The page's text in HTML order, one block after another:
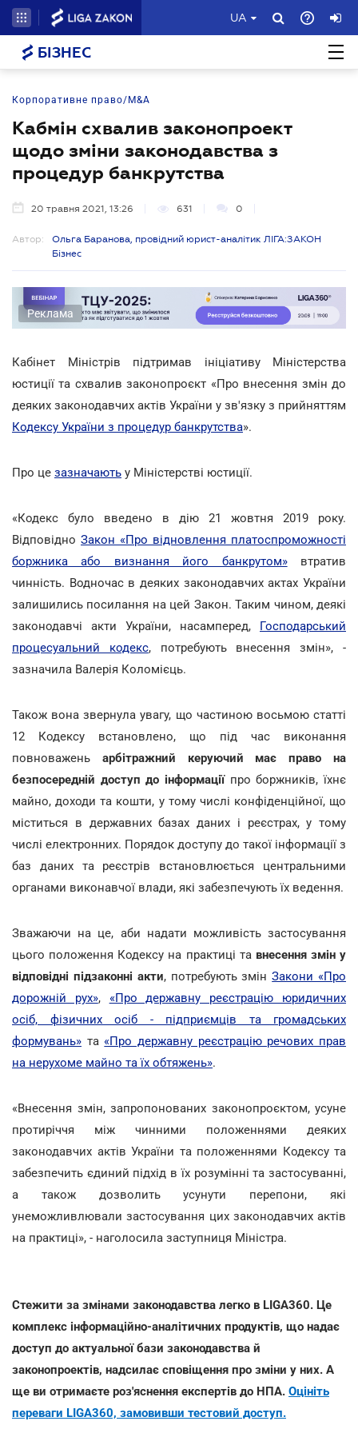
UA
БІЗНЕС
Корпоративне право/M&A
Кабмін схвалив законопроект
щодо зміни законодавства з
процедур банкрутства
20 травня 2021, 13:26 631 0
Автор:
Ольга Баранова, провідний юрист-аналітик ЛІГА:ЗАКОН
Бізнес
Реклама
Кабінет Міністрів підтримав ініціативу Міністерства
юстиції та схвалив законопроєкт «Про внесення змін до
деяких законодавчих актів України у зв'язку з прийняттям
Кодексу України з процедур банкрутства».
Про це зазначають у Міністерстві юстиції.
«Кодекс було введено в дію 21 жовтня 2019 року.
Відповідно Закон «Про відновлення платоспроможності
боржника або визнання його банкрутом»втратив
чинність. Водночас в деяких законодавчих актах України
залишились посилання на цей Закон. Таким чином, деякі
законодавчі акти України, насамперед, Господарський
процесуальний кодекс, потребують внесення змін», -
зазначила Валерія Коломієць.
Також вона звернула увагу, що частиною восьмою статті
12 Кодексу встановлено, що під час виконання
повноважень арбітражний керуючий
має право на
безпосередній доступ до інформації про боржників, їхнє
майно, доходи та кошти, у тому числі конфіденційної, що
міститься в державних базах даних і реєстрах, у тому
числі електронних. Порядок доступу до такої інформації з
баз даних та реєстрів встановлюється центральними
органами виконавчої влади, які забезпечують їх ведення.
Зважаючи на це, аби надати можливість застосування
цього положення Кодексу на практиці та внесення змін у
відповідні підзаконні акти, потребують змінЗакони «Про
дорожній рух», «Про державну реєстрацію юридичних
осіб, фізичних осіб - підприємців та громадських
формувань» та «Про державну реєстрацію речових прав
на нерухоме майно та їх обтяжень».
«Внесення змін, запропонованих законопроєктом, усуне
протиріччя між чинними положеннями деяких
законодавчих актів України та положеннями Кодексу та
забезпечить єдиний підхід в їх розумінні та застосуванні,
а також дозволить усунути перепони, які
унеможливлювали застосування цих законодавчих актів
на практиці», - наголосила заступниця Міністра.
Стежити за змінами законодавства легко в LIGA360. Це
комплекс інформаційно-аналітичних продуктів, що надає
доступ до актуальної бази законодавства й
законопроектів, надсилає сповіщення про зміни у них. А
ще ви отримаєте роз'яснення експертів до НПА. Оцініть
переваги LIGA360, замовивши тестовий доступ.